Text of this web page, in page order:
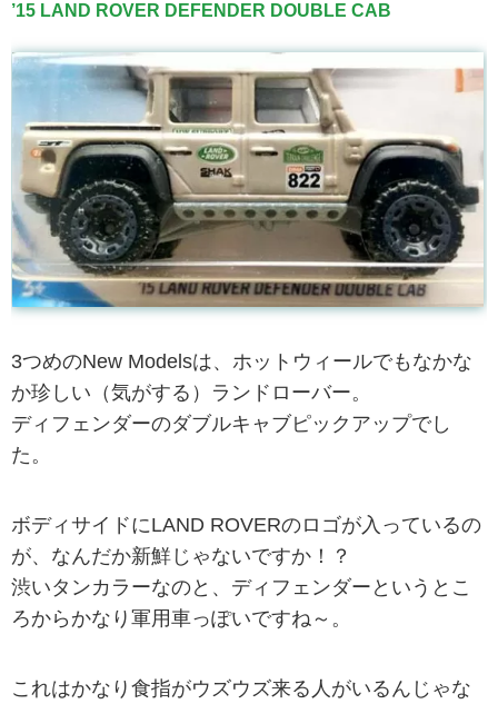
’15 LAND ROVER DEFENDER DOUBLE CAB
3つめのNew Modelsは、ホットウィールでもなかな
か珍しい（気がする）ランドローバー。
ディフェンダーのダブルキャブピックアップでし
た。
ボディサイドにLAND ROVERのロゴが入っているの
が、なんだか新鮮じゃないですか！？
渋いタンカラーなのと、ディフェンダーというとこ
ろからかなり軍用車っぽいですね～。
これはかなり食指がウズウズ来る人がいるんじゃな